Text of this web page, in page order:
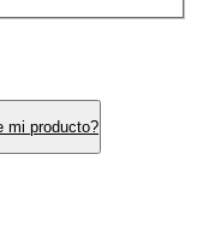
mi producto?